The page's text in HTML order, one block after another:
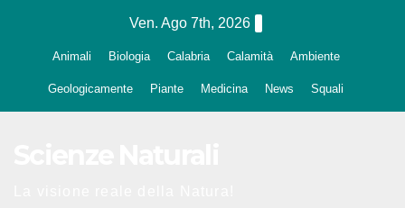
Ven. Ago 7th, 2026
Animali Biologia Calabria Calamità Ambiente
Geologicamente Piante Medicina News Squali